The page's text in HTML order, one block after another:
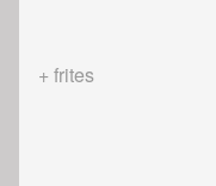
+ frites